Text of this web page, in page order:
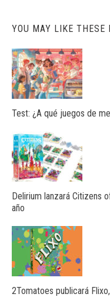
YOU MAY LIKE THESE
Test: ¿A qué juegos de
Delirium lanzará Citizens
año
2Tomatoes publicará